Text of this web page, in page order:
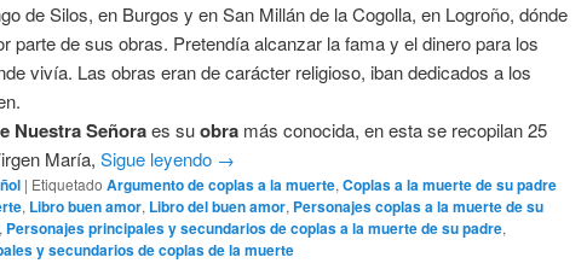
de Silos, en Burgos y en San Millán de la Cogolla, en Logroño, dónde
parte de sus obras. Pretendía alcanzar la fama y el dinero para los
vivía. Las obras eran de carácter religioso, iban dedicados a los
Nuestra Señoraes suobra más conocida, en esta se recopilan 25
María, Sigue leyendo →
| Etiquetado Argumento de coplas a la muerte, Coplas a la muerte de su padre
, Libro buen amor, Libro del buen amor, Personajes coplas a la muerte de su
, Personajes principales y secundarios de coplas a la muerte de su padre,
y secundarios de coplas de la muerte